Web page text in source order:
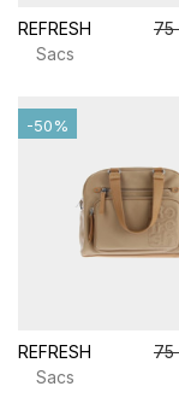
REFRESH 75
Sacs
REFRESH 75
Sacs
-50%